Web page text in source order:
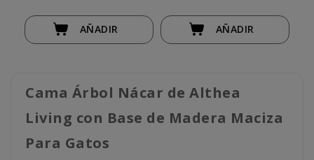
AÑADIR AÑADIR
Cama Árbol Nácar de Althea
Living con Base de Madera Maciza
Para Gatos